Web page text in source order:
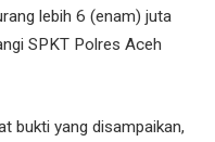
lebih 6 (enam) juta
SPKT Polres Aceh
bukti yang disampaikan,